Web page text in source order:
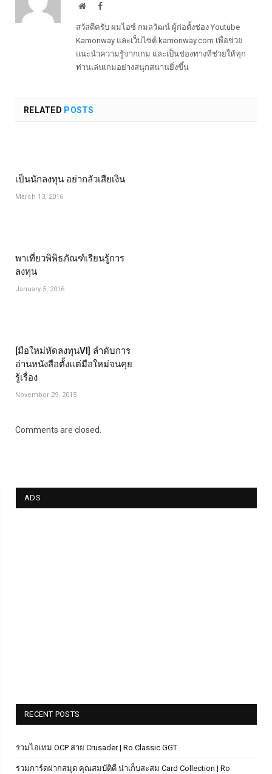
WebsiteFacebook
สวัสดีครับ ผมไอซ์ กมลวัฒน์ ผู้ก่อตั้งช่อง Youtube
Kamonway และเว็บไซต์ kamonway.com เพื่อช่วย
แนะนำความรู้จากเกม และเป็นช่องทางที่ช่วยให้ทุก
ท่านเล่นเกมอย่างสนุกสนานยิ่งขึ้น
RELATED POSTS
เป็นนักลงทุน อย่ากลัวเสียเงิน
March 13, 2016
พาเที่ยวพิพิธภัณฑ์เรียนรู้การ
ลงทุน
January 5, 2016
[มือใหม่หัดลงทุนVI] ลำดับการ
อ่านหนังสือตั้งแต่มือใหม่จนคุย
รู้เรื่อง
November 29, 2015
Comments are closed.
ADS
RECENT POSTS
รวมไอเทม OCP สาย Crusader | Ro Classic GGT
รวมการ์ดฝากสมุด คุณสมบัติดี น่าเก็บสะสม Card Collection | Ro